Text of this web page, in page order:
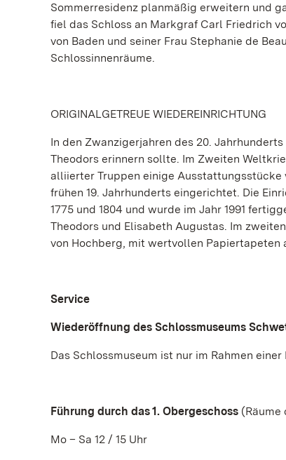
Sommerresidenz planmäßig erweitern und
fiel das Schloss an Markgraf Carl Friedrich
von Baden und seiner Frau Stephanie de
Schlossinnenräume.
ORIGINALGETREUE WIEDEREINRICHTUNG
In den Zwanzigerjahren des 20.
Theodors erinnern sollte. Im Zweiten
alliierter Truppen einige Ausstattungsstücke
frühen 19. Jahrhunderts eingerichtet. Die
1775 und 1804 und wurde im Jahr 1991
Theodors und Elisabeth Augustas. Im
von Hochberg, mit wertvollen Papiertapeten
Service
Wiederöffnung des Schlossmuseums
Das Schlossmuseum ist nur im Rahmen
Führung durch das 1. Obergeschoss (Räume
Mo – Sa 12 / 15 Uhr